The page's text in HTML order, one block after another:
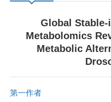
Global
Metabolomics
Metabolic
第一作者